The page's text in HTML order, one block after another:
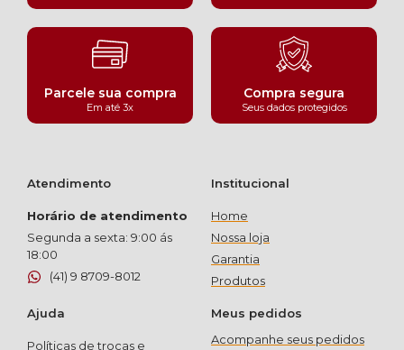
Parcele sua compra
Em até 3x
Compra segura
Seus dados protegidos
Atendimento
Horário de atendimento
Segunda a sexta: 9:00 ás
18:00
(41) 9 8709-8012
Institucional
Home
Nossa loja
Garantia
Produtos
Ajuda
Políticas de trocas e
Meus pedidos
Acompanhe seus pedidos